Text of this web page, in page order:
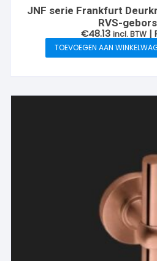
JNF serie Frankfurt
RVS-
€48.13 incl. BTW |
TOEVOEGEN AAN